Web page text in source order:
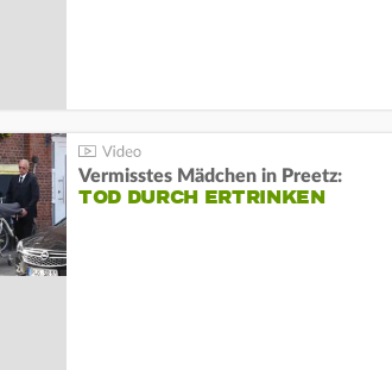
Vermisstes Mädchen in Preetz:
TOD DURCH ERTRINKEN